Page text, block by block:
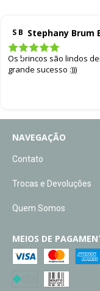
S B Stephany Brum
Os brincos são lindos
grande sucesso :)))
NAVEGAÇÃO
Contato
Trocas e Devoluções
Quem Somos
MEIOS DE